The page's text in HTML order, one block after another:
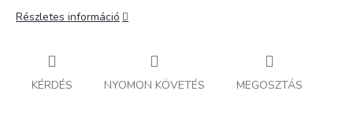
Részletes információ
KÉRDÉS NYOMON KÖVETÉS MEGOSZTÁS